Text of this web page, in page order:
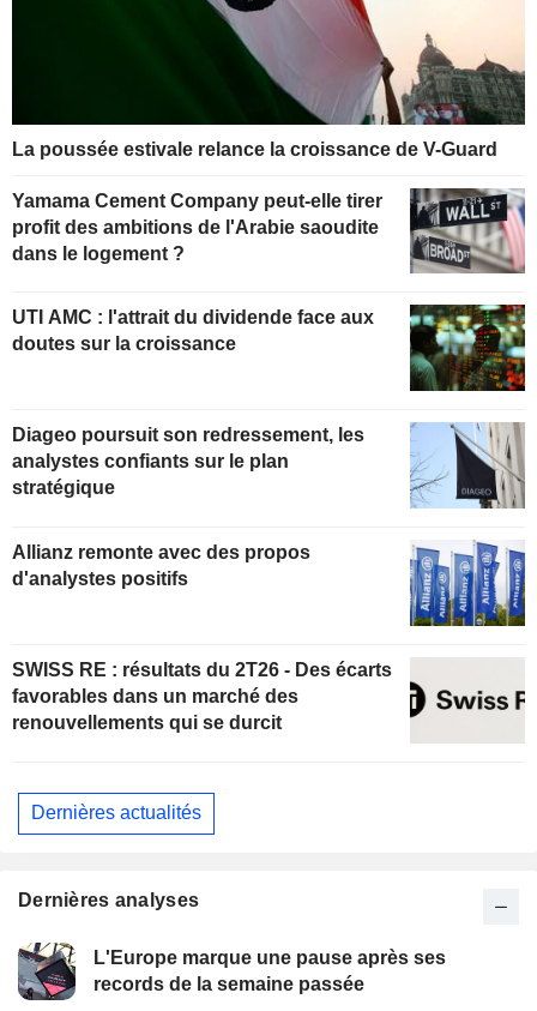
La poussée estivale relance la croissance de V-Guard
Yamama Cement Company peut-elle tirer
profit des ambitions de l'Arabie saoudite
dans le logement ?
UTI AMC : l'attrait du dividende face aux
doutes sur la croissance
Diageo poursuit son redressement, les
analystes confiants sur le plan
stratégique
Allianz remonte avec des propos
d'analystes positifs
SWISS RE : résultats du 2T26 - Des écarts
favorables dans un marché des
renouvellements qui se durcit
Dernières actualités
Dernières analyses
L'Europe marque une pause après ses
records de la semaine passée